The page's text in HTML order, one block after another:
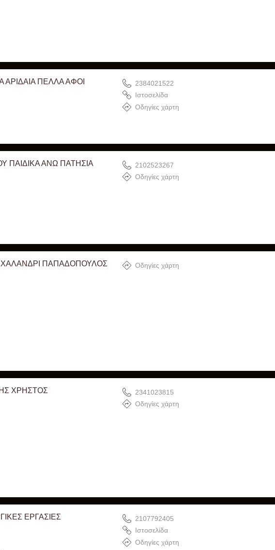
ΠΕΛΛΑ ΑΦΟΙ
2384021522
Ιστοσελίδα
Οδηγίες χάρτη
ΠΑΙΔΙΚΑ ΑΝΩ ΠΑΤΗΣΙΑ
2102523267
Οδηγίες χάρτη
ΧΑΛΑΝΔΡΙ ΠΑΠΑΔΟΠΟΥΛΟΣ
Οδηγίες χάρτη
ΧΡΗΣΤΟΣ
2341023815
Οδηγίες χάρτη
ΕΡΓΑΣΙΕΣ
2107792405
Ιστοσελίδα
Οδηγίες χάρτη